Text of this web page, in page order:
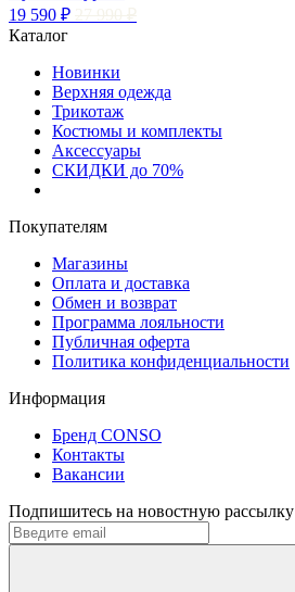
19 590 ₽
Каталог
Новинки
Верхняя одежда
Трикотаж
Костюмы и комплекты
Аксессуары
СКИДКИ до 70%
Покупателям
Магазины
Оплата и доставка
Обмен и возврат
Программа лояльности
Публичная оферта
Политика конфиденциальности
Информация
Бренд CONSO
Контакты
Вакансии
Подпишитесь на новостную рассылку